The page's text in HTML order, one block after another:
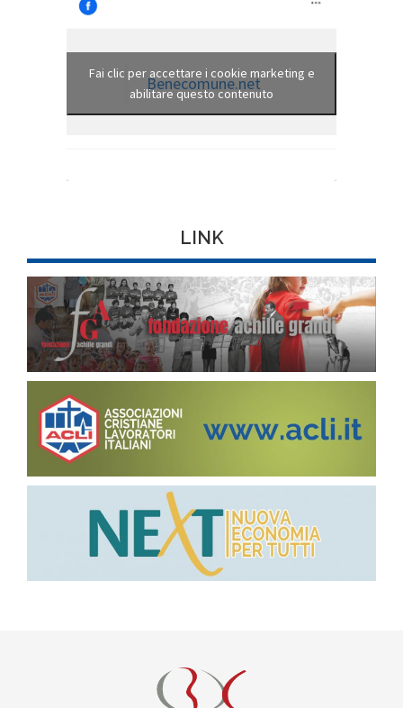
Benecomune.net
Fai clic per accettare i cookie marketing e
abilitare questo contenuto
LINK